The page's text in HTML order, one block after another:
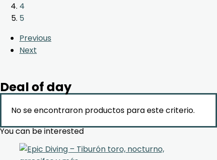
4
5
Previous
Next
Deal of day
No se encontraron productos para este criterio.
You can be interested